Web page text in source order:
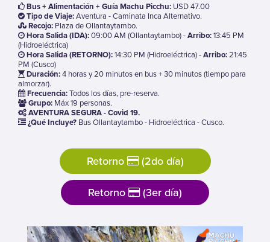
Bus + Alimentación + Guía Machu Picchu: USD 47.00
Tipo de Viaje:Aventura - Caminata Inca Alternativo.
Recojo: Plaza de Ollantaytambo.
Hora Salida (IDA):09:00 AM (Ollantaytambo)-Arribo:13:45 PM
(Hidroeléctrica)
Hora Salida (RETORNO):14:30 PM (Hidroeléctrica)-Arribo:21:45
PM (Cusco)
Duración:4 horas y 20 minutos en bus + 30 minutos (tiempo para
almorzar).
Frecuencia:Todos los días, pre-reserva.
Grupo: Máx 19 personas.
AVENTURA SEGURA - Covid 19.
¿Qué Incluye? Bus Ollantaytambo - Hidroeléctrica - Cusco.
Retorno
(2do día)
Retorno
(3er día)